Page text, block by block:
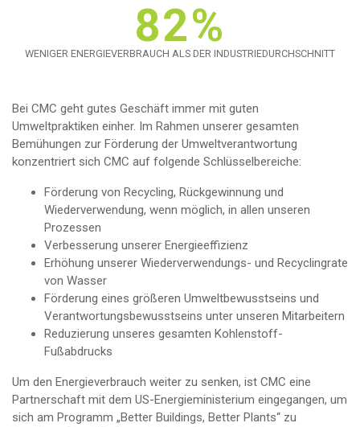
82%
WENIGER ENERGIEVERBRAUCH ALS DER INDUSTRIEDURCHSCHNITT
Bei CMC geht gutes Geschäft immer mit guten
Umweltpraktiken einher. Im Rahmen unserer gesamten
Bemühungen zur Förderung der Umweltverantwortung
konzentriert sich CMC auf folgende Schlüsselbereiche:
Förderung von Recycling, Rückgewinnung und
Wiederverwendung, wenn möglich, in allen unseren
Prozessen
Verbesserung unserer Energieeffizienz
Erhöhung unserer Wiederverwendungs- und Recyclingrate
von Wasser
Förderung eines größeren Umweltbewusstseins und
Verantwortungsbewusstseins unter unseren Mitarbeitern
Reduzierung unseres gesamten Kohlenstoff-
Fußabdrucks
Um den Energieverbrauch weiter zu senken, ist CMC eine
Partnerschaft mit dem US-Energieministerium eingegangen, um
sich am Programm „Better Buildings, Better Plants“ zu